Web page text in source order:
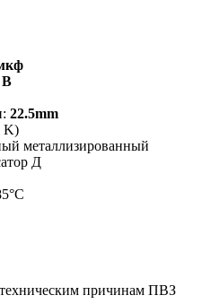
В
22.5mm
K)
металлизированный
Д
причинам ПВЗ